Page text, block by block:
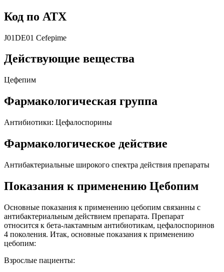
Код по АТХ
J01DE01 Cefepime
Действующие вещества
Цефепим
Фармакологическая группа
Антибиотики: Цефалоспорины
Фармакологическое действие
Антибактериальные широкого спектра действия препараты
Показания к применению Цебопим
Основные показания к применению цебопим связанны с
антибактериальным действием препарата. Препарат
относится к бета-лактамным антибиотикам, цефалоспоринов
4 поколения. Итак, основные показания к применению
цебопим:
Взрослые пациенты: